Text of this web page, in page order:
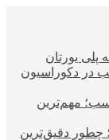
پلی یورتان
در دکوراسیون
مهم‌ترین
چطور دقیق‌ترین